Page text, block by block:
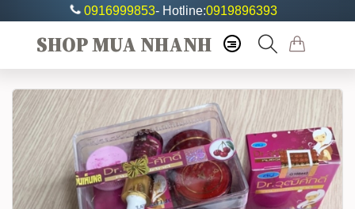
0916999853- Hotline:0919896393
SHOP MUA NHANH